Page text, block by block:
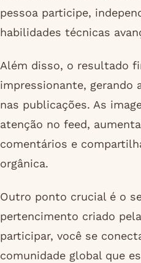
pessoa participe,
habilidades técnicas
Além disso, o resultado
impressionante, gerando
nas publicações. As
atenção no feed,
comentários e
orgânica.
Outro ponto crucial é o
pertencimento criado
participar, você se
comunidade global que